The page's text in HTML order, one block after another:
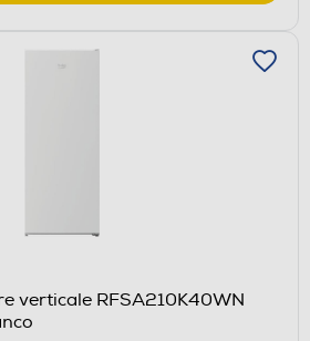
verticale RFSA210K40WN